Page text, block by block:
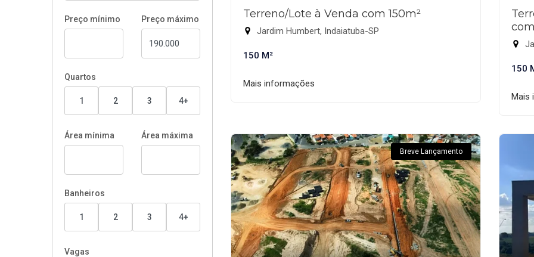
Preço mínimo Preço máximo
Quartos
1 2 3 4+
Área mínima Área máxima
Banheiros
1 2 3 4+
Vagas
Terreno/Lote à Venda com 150m²
Jardim Humbert, Indaiatuba-SP
150 M²
Mais informações
150
Mais
Breve Lançamento